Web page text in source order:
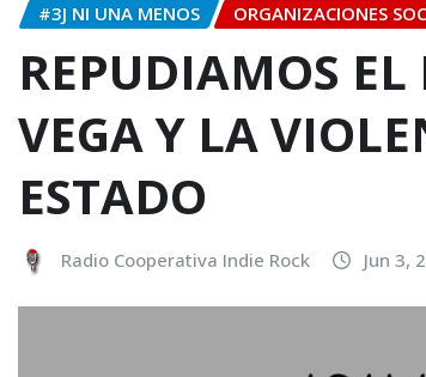
#3J NI UNA MENOS ORGANIZACIONES
REPUDIAMOS
VEGA Y LA
ESTADO
Radio Cooperativa Indie Rock Jun 3,